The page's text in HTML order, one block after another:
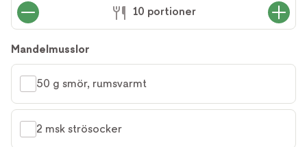
10 portioner
Mandelmusslor
50 g smör, rumsvarmt
2 msk strösocker